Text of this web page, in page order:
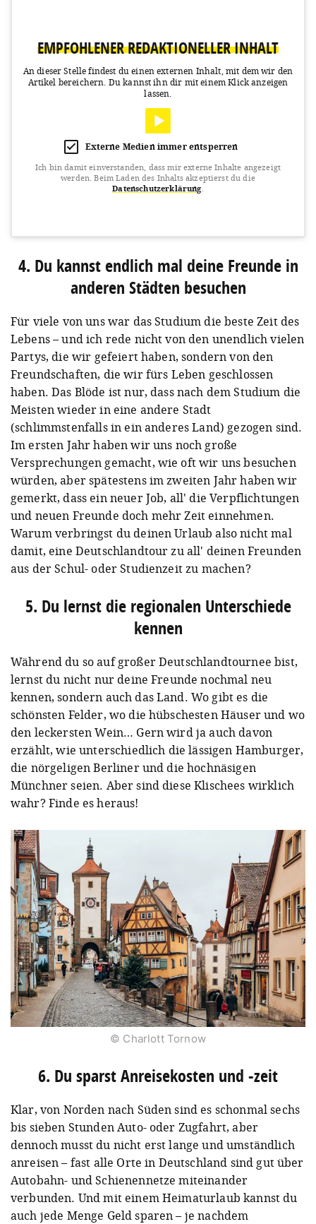
EMPFOHLENER REDAKTIONELLER INHALT
An dieser Stelle findest du einen externen Inhalt, mit dem wir den
Artikel bereichern. Du kannst ihn dir mit einem Klick anzeigen
lassen.
Externe Medien immer entsperren
Ich bin damit einverstanden, dass mir externe Inhalte angezeigt
werden. Beim Laden des Inhalts akzeptierst du die
Datenschutzerklärung.
4. Du kannst endlich mal deine Freunde in
anderen Städten besuchen
Für viele von uns war das Studium die beste Zeit des
Lebens – und ich rede nicht von den unendlich vielen
Partys, die wir gefeiert haben, sondern von den
Freundschaften, die wir fürs Leben geschlossen
haben. Das Blöde ist nur, dass nach dem Studium die
Meisten wieder in eine andere Stadt
(schlimmstenfalls in ein anderes Land) gezogen sind.
Im ersten Jahr haben wir uns noch große
Versprechungen gemacht, wie oft wir uns besuchen
würden, aber spätestens im zweiten Jahr haben wir
gemerkt, dass ein neuer Job, all' die Verpflichtungen
und neuen Freunde doch mehr Zeit einnehmen.
Warum verbringst du deinen Urlaub also nicht mal
damit, eine Deutschlandtour zu all' deinen Freunden
aus der Schul- oder Studienzeit zu machen?
5. Du lernst die regionalen Unterschiede
kennen
Während du so auf großer Deutschlandtournee bist,
lernst du nicht nur deine Freunde nochmal neu
kennen, sondern auch das Land. Wo gibt es die
schönsten Felder, wo die hübschesten Häuser und wo
den leckersten Wein… Gern wird ja auch davon
erzählt, wie unterschiedlich die lässigen Hamburger,
die nörgeligen Berliner und die hochnäsigen
Münchner seien. Aber sind diese Klischees wirklich
wahr? Finde es heraus!
© Charlott Tornow
6. Du sparst Anreisekosten und -zeit
Klar, von Norden nach Süden sind es schonmal sechs
bis sieben Stunden Auto- oder Zugfahrt, aber
dennoch musst du nicht erst lange und umständlich
anreisen – fast alle Orte in Deutschland sind gut über
Autobahn- und Schienennetze miteinander
verbunden. Und mit einem Heimaturlaub kannst du
auch jede Menge Geld sparen – je nachdem